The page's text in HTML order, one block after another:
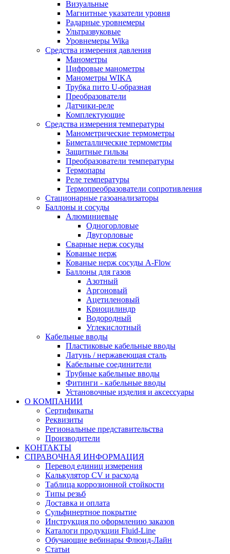
Визуальные
Магнитные указатели уровня
Радарные уровнемеры
Ультразвуковые
Уровнемеры Wika
Средства измерения давления
Манометры
Цифровые манометры
Манометры WIKA
Трубка пито U-образная
Преобразователи
Датчики-реле
Комплектующие
Средства измерения температуры
Манометрические термометры
Биметаллические термометры
Защитные гильзы
Преобразователи температуры
Термопары
Реле температуры
Термопреобразователи сопротивления
Стационарные газоанализаторы
Баллоны и сосуды
Алюминиевые
Одногорловые
Двугорловые
Сварные нерж сосуды
Кованые нерж
Кованые нерж сосуды A-Flow
Баллоны для газов
Азотный
Аргоновый
Ацетиленовый
Криоцилиндр
Водородный
Углекислотный
Кабельные вводы
Пластиковые кабельные вводы
Латунь / нержавеющая сталь
Кабельные соединители
Трубные кабельные вводы
Фитинги - кабельные вводы
Установочные изделия и аксессуары
О КОМПАНИИ
Сертификаты
Реквизиты
Региональные представительства
Производители
КОНТАКТЫ
СПРАВОЧНАЯ ИНФОРМАЦИЯ
Перевод единиц измерения
Калькулятор CV и расхода
Таблица коррозионной стойкости
Типы резьб
Доставка и оплата
Сульфинертное покрытие
Инструкция по оформлению заказов
Каталоги продукции Fluid-Line
Обучающие вебинары Флюид-Лайн
Статьи